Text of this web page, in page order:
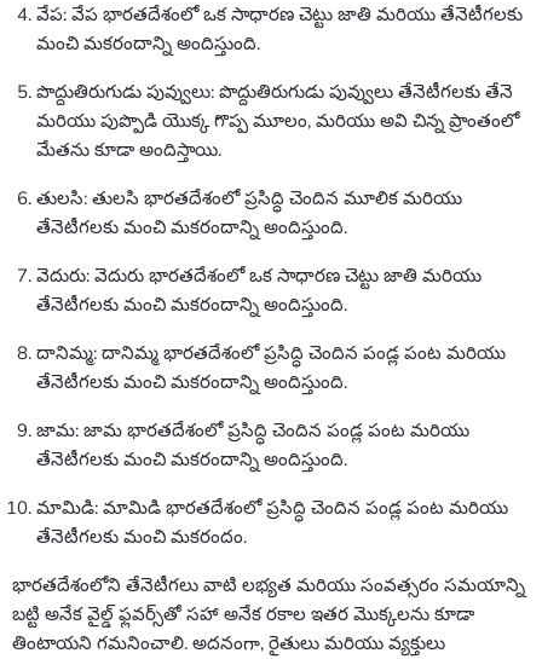
వేప: వేప భారతదేశంలో ఒక సాధారణ చెట్టు జాతి మరియు తేనెటీగలకు
మంచి మకరందాన్ని అందిస్తుంది.
పొద్దుతిరుగుడు పువ్వులు: పొద్దుతిరుగుడు పువ్వులు తేనెటీగలకు తేనె
మరియు పుప్పొడి యొక్క గొప్ప మూలం, మరియు అవి చిన్న ప్రాంతంలో
మేతను కూడా అందిస్తాయి.
తులసి: తులసి భారతదేశంలో ప్రసిద్ధి చెందిన మూలిక మరియు
తేనెటీగలకు మంచి మకరందాన్ని అందిస్తుంది.
వెదురు: వెదురు భారతదేశంలో ఒక సాధారణ చెట్టు జాతి మరియు
తేనెటీగలకు మంచి మకరందాన్ని అందిస్తుంది.
దానిమ్మ: దానిమ్మ భారతదేశంలో ప్రసిద్ధి చెందిన పండ్ల పంట మరియు
తేనెటీగలకు మంచి మకరందాన్ని అందిస్తుంది.
జామ: జామ భారతదేశంలో ప్రసిద్ధి చెందిన పండ్ల పంట మరియు
తేనెటీగలకు మంచి మకరందాన్ని అందిస్తుంది.
మామిడి: మామిడి భారతదేశంలో ప్రసిద్ధి చెందిన పండ్ల పంట మరియు
తేనెటీగలకు మంచి మకరందం.
భారతదేశంలోని తేనెటీగలు వాటి లభ్యత మరియు సంవత్సరం సమయాన్ని
బట్టి అనేక వైల్డ్ ఫ్లవర్స్‌తో సహా అనేక రకాల ఇతర మొక్కలను కూడా
తింటాయని గమనించాలి. అదనంగా, రైతులు మరియు వ్యక్తులు